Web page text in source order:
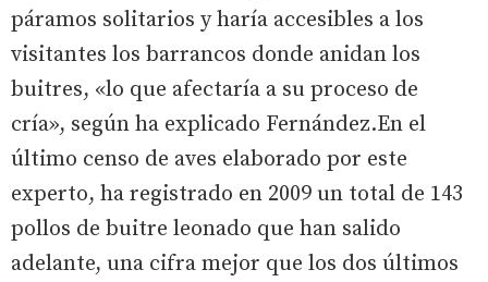
páramos solitarios y haría accesibles a los
visitantes los barrancos donde anidan los
buitres, «lo que afectaría a su proceso de
cría», según ha explicado Fernández.En el
último censo de aves elaborado por este
experto, ha registrado en 2009 un total de 143
pollos de buitre leonado que han salido
adelante, una cifra mejor que los dos últimos